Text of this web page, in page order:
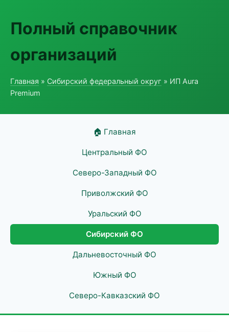
Полный справочник
организаций
Главная » Сибирский федеральный округ » ИП Aura
Premium
🏠 Главная
Центральный ФО
Северо-Западный ФО
Приволжский ФО
Уральский ФО
Сибирский ФО
Дальневосточный ФО
Южный ФО
Северо-Кавказский ФО